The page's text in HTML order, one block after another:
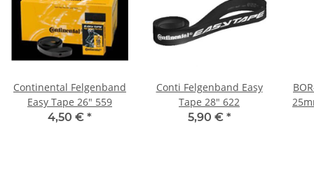
Continental Felgenband
Easy Tape 26" 559
4,50 € *
Conti Felgenband Easy
Tape 28" 622
5,90 € *